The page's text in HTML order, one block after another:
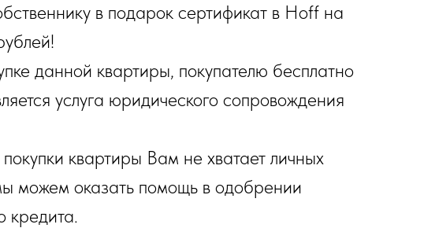
в подарок сертификат в Hoff на
данной квартиры, покупателю бесплатно
услуга юридического сопровождения
квартиры Вам не хватает личных
можем оказать помощь в одобрении
кредита.